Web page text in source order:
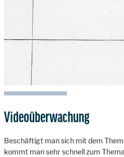
Videoüberwachung
Beschäftigt man sich mit dem
kommt man sehr schnell zum